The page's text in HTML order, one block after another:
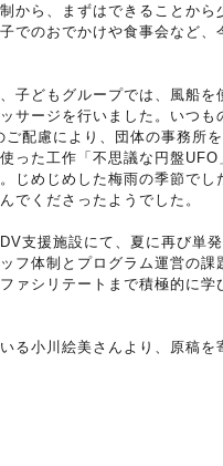
から、まずはできることから
でのおでかけや食事会など、
子どもグループでは、風船を
サージを行いました。いつも
配慮により、団体の事務所
った工作「不思議な円盤
じめじめした梅雨の季節でし
でくださったようでした。
支援施設にて、夏に再び単
フ体制とプログラム運営の課
ァシリテートまで積極的に学
る小川絵美さんより、原稿を